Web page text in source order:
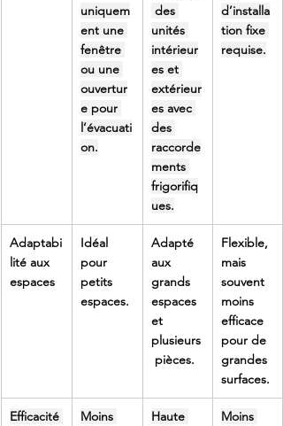
uniquem
ent une
fenêtre
ou une
ouvertur
e pour
l’évacuati
on.
des
unités
intérieur
es et
extérieur
es avec
des
raccorde
ments
frigorifiq
ues.
d’installa
tion fixe
requise.
Adaptabi
lité aux
espaces
Idéal
pour
petits
espaces.
Adapté
aux
grands
espaces
et
plusieurs
pièces.
Flexible,
mais
souvent
moins
efficace
pour de
grandes
surfaces.
Efficacité
Moins
Haute
Moins